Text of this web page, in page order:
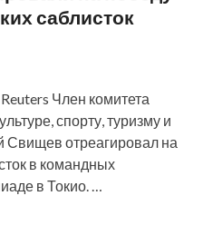
саблисток
Член комитета
спорту, туризму и
отреагировал на
в командных
в Токио. …